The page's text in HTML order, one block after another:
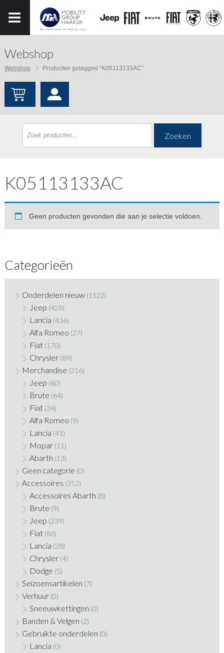
Webshop
Webshop Producten getagged “K05113133AC”
Zoeken
K05113133AC
Geen producten gevonden die aan je selectie voldoen.
Categorieën
Onderdelen nieuw (1122)
Jeep (428)
Lancia (436)
Alfa Romeo (27)
Fiat (170)
Chrysler (89)
Merchandise (216)
Jeep (60)
Brute (64)
Fiat (34)
Alfa Romeo (9)
Lancia (41)
Mopar (11)
Abarth (13)
Geen categorie (0)
Accessoires (352)
Accessoires Abarth (8)
Brute (9)
Jeep (239)
Fiat (86)
Lancia (28)
Chrysler (4)
Dodge (5)
Seizoensartikelen (7)
Verhuur (0)
Sneeuwkettingen (0)
Banden & Velgen (2)
Gebruikte onderdelen (0)
Lancia (0)